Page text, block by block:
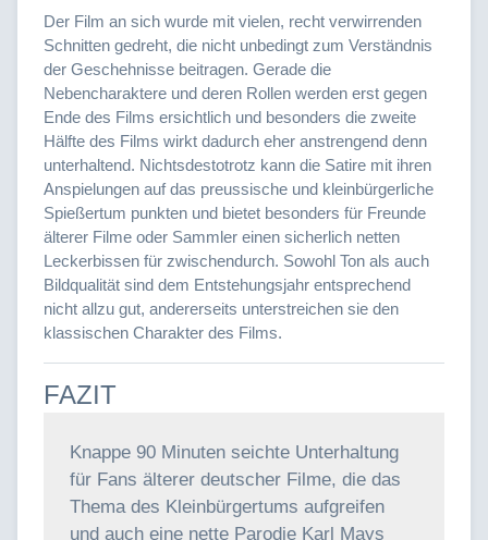
Der Film an sich wurde mit vielen, recht verwirrenden
Schnitten gedreht, die nicht unbedingt zum Verständnis
der Geschehnisse beitragen. Gerade die
Nebencharaktere und deren Rollen werden erst gegen
Ende des Films ersichtlich und besonders die zweite
Hälfte des Films wirkt dadurch eher anstrengend denn
unterhaltend. Nichtsdestotrotz kann die Satire mit ihren
Anspielungen auf das preussische und kleinbürgerliche
Spießertum punkten und bietet besonders für Freunde
älterer Filme oder Sammler einen sicherlich netten
Leckerbissen für zwischendurch. Sowohl Ton als auch
Bildqualität sind dem Entstehungsjahr entsprechend
nicht allzu gut, andererseits unterstreichen sie den
klassischen Charakter des Films.
FAZIT
Knappe 90 Minuten seichte Unterhaltung
für Fans älterer deutscher Filme, die das
Thema des Kleinbürgertums aufgreifen
und auch eine nette Parodie Karl Mays